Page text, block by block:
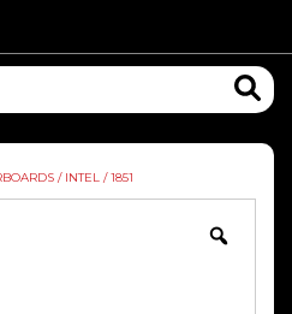
/ INTEL / 1851